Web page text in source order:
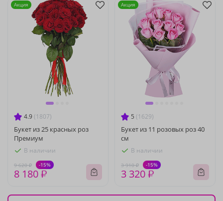
4.9 (1807)
Букет из 25 красных роз
Премиум
В наличии
9 620 ₽ -15%
8 180 ₽
Акция
5 (1629)
Букет из 11 розовых роз 40
см
В наличии
3 910 ₽ -15%
3 320 ₽
Акция